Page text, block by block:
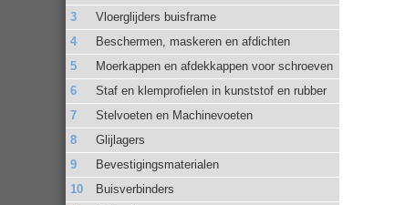
Vloerglijders buisframe
Beschermen, maskeren en afdichten
Moerkappen en afdekkappen voor schroeven
Staf en klemprofielen in kunststof en rubber
Stelvoeten en Machinevoeten
Glijlagers
Bevestigingsmaterialen
Buisverbinders